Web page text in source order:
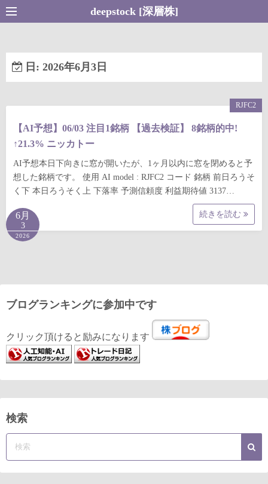
コ
ン
ン
へ
deepstock [深層株]
日: 2026年6月3日
【AI予想】06/03 注目1銘柄 【過去検証】 8銘柄的中!
↑21.3% ニッカトー
AI予想本日下向きに窓が開いたが、1ヶ月以内に窓を閉めると予
想した銘柄です。 使用 AI model : RJFC2 コード 銘柄 前日ろうそ
く下 本日ろうそく上 下落率 予測信頼度 利益期待値 3137…
続きを読む
RJFC2
6月
3
2026
ブログランキングに参加中です
クリック頂けると励みになります
検索